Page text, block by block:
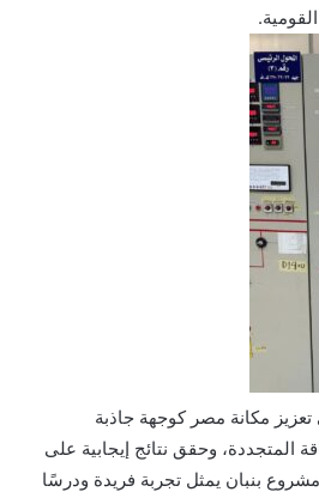
مكانة مصر كوجهة جاذبة
المتجددة، وحقق نتائج إيجابية على
مشروع بنبان يمثل تجربة فريدة ودرسًا